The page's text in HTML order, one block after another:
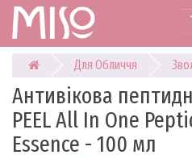
Для Обличчя
Антивікова
PEEL All In One
Essence - 100 мл